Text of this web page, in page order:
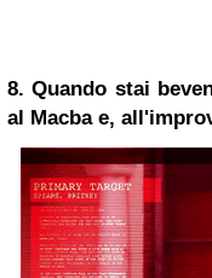
8. Quando stai
al Macba e,